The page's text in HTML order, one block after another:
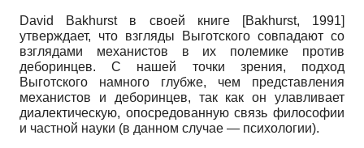
David Bakhurst в своей книге [Bakhurst, 1991]
утверждает, что взгляды Выготского совпадают со
взглядами механистов в их полемике против
деборинцев. С нашей точки зрения, подход
Выготского намного глубже, чем представления
механистов и деборинцев, так как он улавливает
диалектическую, опосредованную связь философии
и частной науки (в данном случае — психологии).